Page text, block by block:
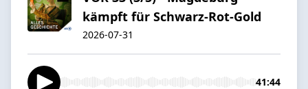
kämpft für Schwarz-Rot-Gold
2026-07-31
41:44